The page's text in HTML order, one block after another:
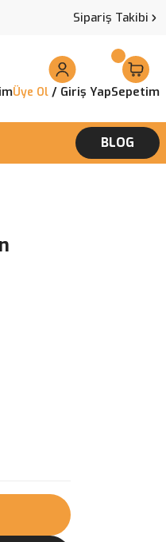
Sipariş Takibi
Üye Ol / Giriş YapSepetim
BLOG